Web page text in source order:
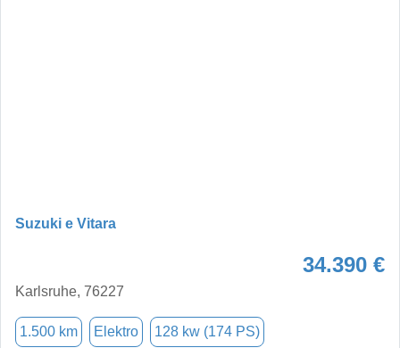
Suzuki e Vitara
34.390 €
Karlsruhe, 76227
1.500 km Elektro 128 kw (174 PS)